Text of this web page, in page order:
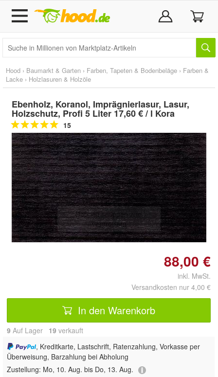
Hood › Baumarkt & Garten › Farben, Tapeten & Bodenbeläge › Farben &
Lacke › Holzlasuren & Holzöle
Ebenholz, Koranol, Imprägnierlasur, Lasur,
Holzschutz, Profi 5 Liter 17,60 € / l Kora
15
Doppelt antippen zum
vergrößern
88,00 €
inkl. MwSt.
Versandkosten nur 4,00 €
In den Warenkorb
9 Auf Lager 19 verkauft
, Kreditkarte, Lastschrift, Ratenzahlung, Vorkasse per
Überweisung, Barzahlung bei Abholung
Zustellung: Mo, 10. Aug. bis Do, 13. Aug.